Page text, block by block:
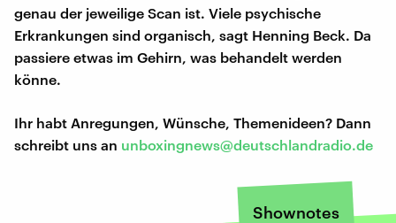
genau der jeweilige Scan ist. Viele psychische
Erkrankungen sind organisch, sagt Henning Beck. Da
passiere etwas im Gehirn, was behandelt werden
könne.
Ihr habt Anregungen, Wünsche, Themenideen? Dann
schreibt uns an unboxingnews@deutschlandradio.de
Shownotes